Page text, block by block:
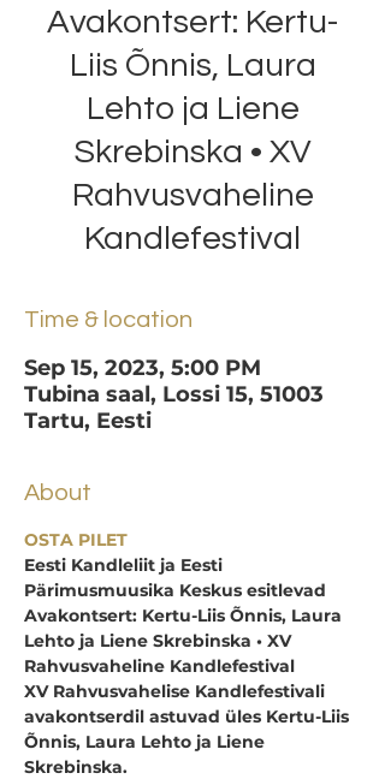
Avakontsert: Kertu-
Liis Õnnis, Laura
Lehto ja Liene
Skrebinska • XV
Rahvusvaheline
Kandlefestival
Time & location
Sep 15, 2023, 5:00 PM
Tubina saal, Lossi 15, 51003
Tartu, Eesti
About
OSTA PILET
Eesti Kandleliit ja Eesti
Pärimusmuusika Keskus esitlevad
Avakontsert: Kertu-Liis Õnnis, Laura
Lehto ja Liene Skrebinska • XV
Rahvusvaheline Kandlefestival
XV Rahvusvahelise Kandlefestivali
avakontserdil astuvad üles Kertu-Liis
Õnnis, Laura Lehto ja Liene
Skrebinska.